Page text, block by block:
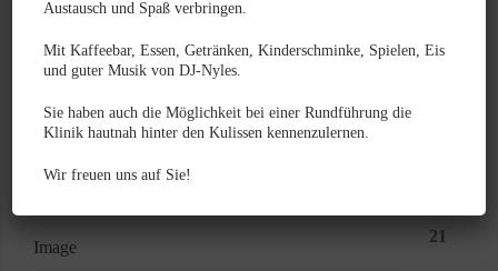
News Archiv
Monat auswählen
Kategorien
Image
21
Austausch und Spaß verbringen.
Mit Kaffeebar, Essen, Getränken, Kinderschminke, Spielen, Eis
und guter Musik von DJ-Nyles.
Sie haben auch die Möglichkeit bei einer Rundführung die
Klinik hautnah hinter den Kulissen kennenzulernen.
Wir freuen uns auf Sie!